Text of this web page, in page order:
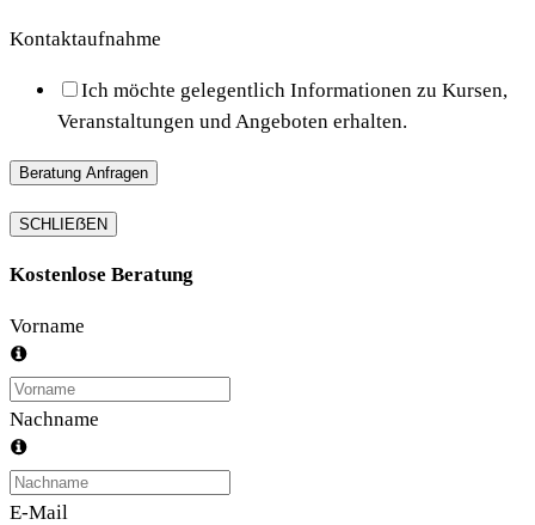
Kontaktaufnahme
Ich möchte gelegentlich Informationen zu Kursen,
Veranstaltungen und Angeboten erhalten.
Beratung Anfragen
SCHLIEẞEN
Kostenlose Beratung
Vorname
Nachname
E-Mail